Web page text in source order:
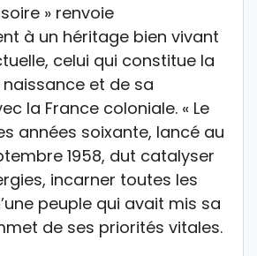
» renvoie
à un héritage bien vivant
celui qui constitue la
et de sa
la France coloniale. « Le
années soixante, lancé au
1958, dut catalyser
incarner toutes les
peuple qui avait mis sa
de ses priorités vitales.